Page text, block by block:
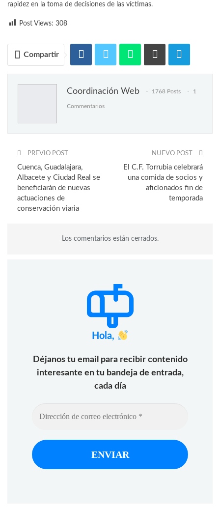
rapidez en la toma de decisiones de las víctimas.
Post Views: 308
Compartir
Coordinación Web 1768 Posts 1
Commentarios
PREVIO POST
Cuenca, Guadalajara,
Albacete y Ciudad Real se
beneficiarán de nuevas
actuaciones de
conservación viaria
NUEVO POST
El C.F. Torrubia celebrará
una comida de socios y
aficionados fin de
temporada
Los comentarios están cerrados.
Hola,
Déjanos tu email para recibir contenido
interesante en tu bandeja de entrada,
cada día